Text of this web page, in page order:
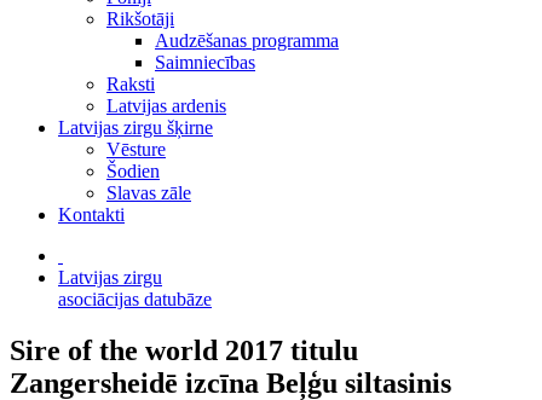
Rikšotāji
Audzēšanas programma
Saimniecības
Raksti
Latvijas ardenis
Latvijas zirgu šķirne
Vēsture
Šodien
Slavas zāle
Kontakti
Latvijas zirgu
asociācijas datubāze
Sire of the world 2017 titulu
Zangersheidē izcīna Beļģu siltasinis